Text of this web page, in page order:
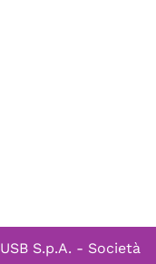
USB S.p.A. - Società